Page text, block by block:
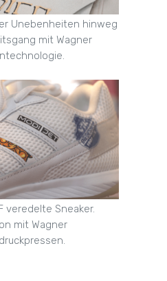
Unebenheiten hinweg
mit Wagner
veredelte Sneaker.
mit Wagner